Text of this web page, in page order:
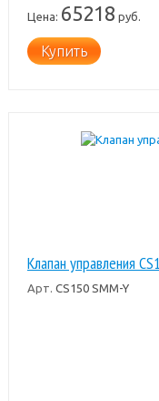
Цена: 65218 руб.
Купить
Клапан управления
Арт. CS150 SMM-Y